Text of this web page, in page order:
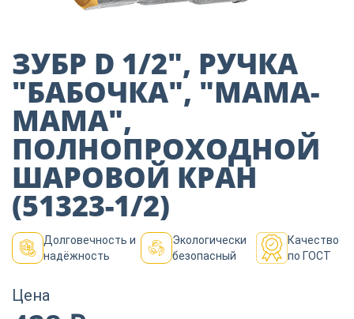
Пиломатериалы
Декор
Изоляция
Инструменты
Продукция из
дерева
ЗУБР D 1/2″, РУЧКА
″БАБОЧКА″, ″МАМА-
МАМА″,
ПОЛНОПРОХОДНОЙ
ШАРОВОЙ КРАН
(51323-1/2)
Долговечность и
надёжность
Экологически
безопасный
Качество
по ГОСТ
Цена